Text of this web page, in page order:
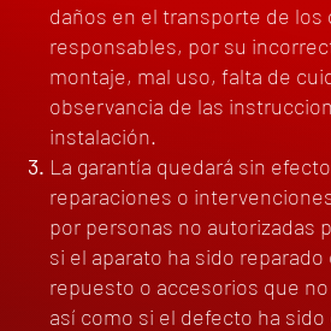
daños en el transporte de los
responsables, por su
montaje, mal uso, falta de
observancia de las
instalación.
La garantía quedará sin
reparaciones o
por personas no autorizadas
si el aparato ha sido reparado
repuesto o accesorios que
así como si el defecto ha sido